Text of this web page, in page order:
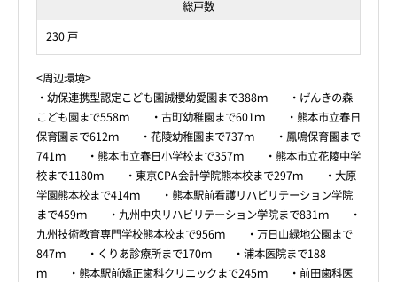
総戸数
230 戸
<周辺環境>
・幼保連携型認定こども園誠櫻幼愛園まで388ｍ ・げんきの森
こども園まで558ｍ ・古町幼稚園まで601ｍ ・熊本市立春日
保育園まで612ｍ ・花陵幼稚園まで737ｍ ・鳳鳴保育園まで
741ｍ ・熊本市立春日小学校まで357ｍ ・熊本市立花陵中学
校まで1180ｍ ・東京CPA会計学院熊本校まで297ｍ ・大原
学園熊本校まで414ｍ ・熊本駅前看護リハビリテーション学院
まで459ｍ ・九州中央リハビリテーション学院まで831ｍ ・
九州技術教育専門学校熊本校まで956ｍ ・万日山緑地公園まで
847ｍ ・くりあ診療所まで170ｍ ・浦本医院まで188
ｍ ・熊本駅前矯正歯科クリニックまで245ｍ ・前田歯科医